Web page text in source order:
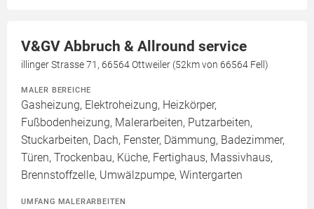
V&GV Abbruch & Allround service
illinger Strasse 71, 66564 Ottweiler (52km von 66564 Fell)
MALER BEREICHE
Gasheizung, Elektroheizung, Heizkörper,
Fußbodenheizung, Malerarbeiten, Putzarbeiten,
Stuckarbeiten, Dach, Fenster, Dämmung, Badezimmer,
Türen, Trockenbau, Küche, Fertighaus, Massivhaus,
Brennstoffzelle, Umwälzpumpe, Wintergarten
UMFANG MALERARBEITEN